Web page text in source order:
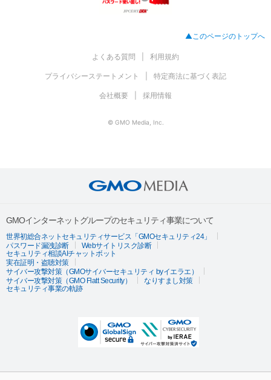
▲このページのトップへ
よくある質問 利用規約
プライバシーステートメント 特定商法に基づく表記
会社概要 採用情報
© GMO Media, Inc.
GMOインターネットグループのセキュリティ事業について
世界初総合ネットセキュリティサービス「GMOセキュリティ24」
パスワード漏洩診断
Webサイトリスク診断
セキュリティ相談AIチャットボット
実在証明・盗聴対策
サイバー攻撃対策（GMOサイバーセキュリティ byイエラエ）
サイバー攻撃対策（GMO Flatt Security）
なりすまし対策
セキュリティ事業の軌跡